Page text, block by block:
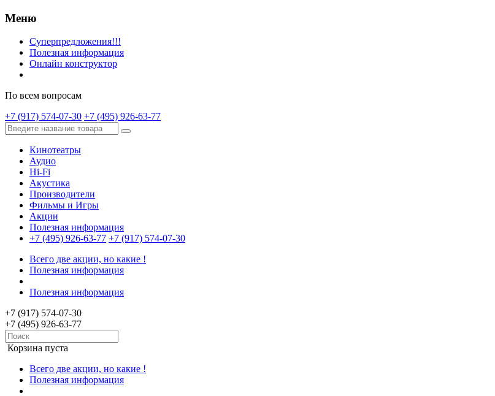
Меню
Суперпредложения!!!
Полезная информация
Онлайн конструктор
По всем вопросам
+7 (917) 574-07-30 +7 (495) 926-63-77
Кинотеатры
Аудио
Hi-Fi
Акустика
Производители
Фильмы и Игры
Акции
Полезная информация
+7 (495) 926-63-77 +7 (917) 574-07-30
Всего две акции, но какие !
Полезная информация
Полезная информация
+7 (917) 574-07-30
+7 (495) 926-63-77
Корзина пуста
Всего две акции, но какие !
Полезная информация